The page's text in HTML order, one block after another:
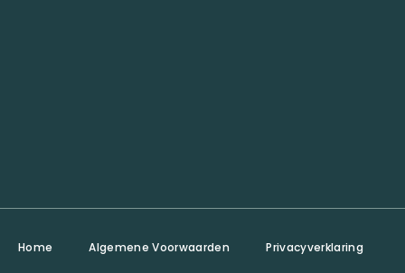
Home Algemene Voorwaarden Privacyverklaring